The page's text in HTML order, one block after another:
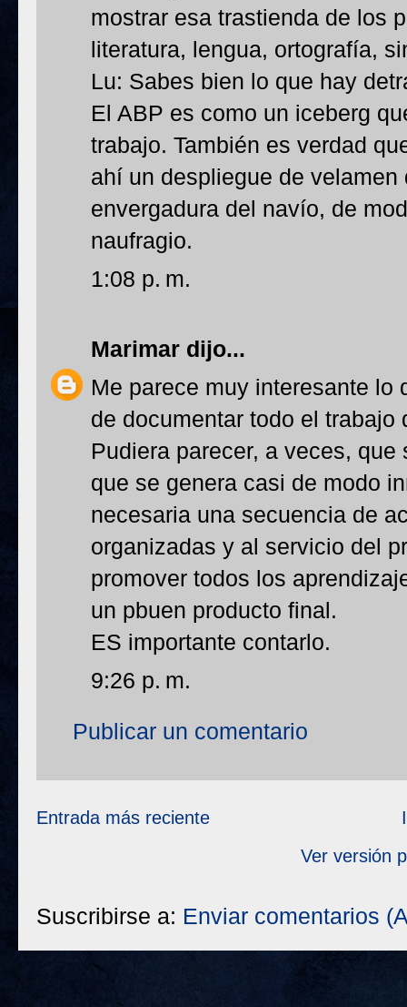
mostrar esa trastienda de los
literatura, lengua, ortografía,
Lu: Sabes bien lo que hay
El ABP es como un iceberg
trabajo. También es verdad
ahí un despliegue de
envergadura del navío, de
naufragio.
1:08 p. m.
Marimar dijo...
Me parece muy interesante lo
de documentar todo el
Pudiera parecer, a veces,
que se genera casi de modo
necesaria una secuencia de
organizadas y al servicio del
promover todos los
un pbuen producto final.
ES importante contarlo.
9:26 p. m.
Publicar un comentario
Entrada más reciente
Ver versión
Suscribirse a: Enviar comentarios